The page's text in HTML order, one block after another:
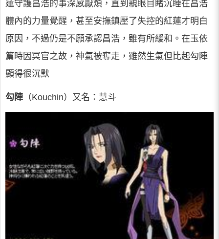
蓮守護昌浩的事深感厭煩，直到親眼目睹沉睡在昌浩
體內的力量覺醒，甚至安撫鎮壓了失控的紅蓮才明白
原因，不過仍是不願承認昌浩，雖有所緩和。在玉依
篇時因冥官之故，神氣被奪走，雖然生氣但比起勾陣
顯得很沉默
勾陣 （Kouchin）又名：慧斗